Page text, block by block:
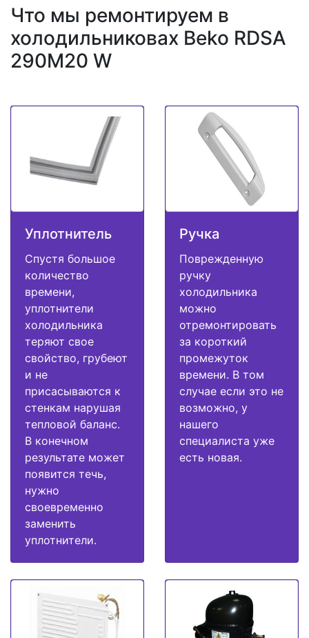
Что мы ремонтируем в
холодильниковах Beko RDSA
290M20 W
Уплотнитель
Спустя большое
количество
времени,
уплотнители
холодильника
теряют свое
свойство, грубеют
и не
присасываются к
стенкам нарушая
тепловой баланс.
В конечном
результате может
появится течь,
нужно
своевременно
заменить
уплотнители.
Ручка
Поврежденную
ручку
холодильника
можно
отремонтировать
за короткий
промежуток
времени. В том
случае если это не
возможно, у
нашего
специалиста уже
есть новая.